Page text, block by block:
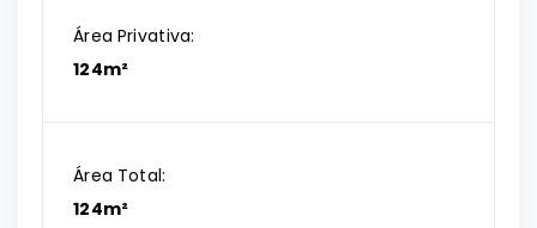
Área Privativa:
124m²
Área Total:
124m²